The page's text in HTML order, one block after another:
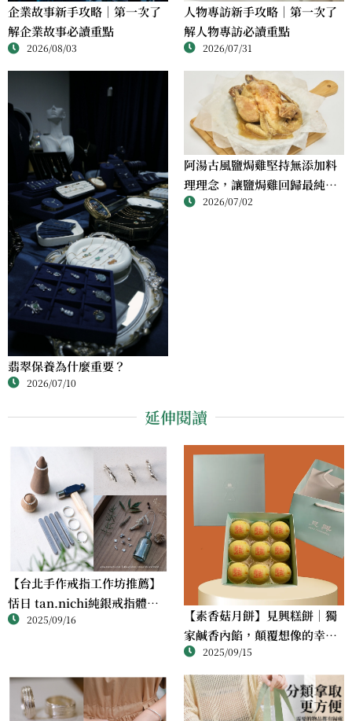
企業故事新手攻略｜第一次了
解企業故事必讀重點
2026/08/03
人物專訪新手攻略｜第一次了
解人物專訪必讀重點
2026/07/31
翡翠保養為什麼重要？
2026/07/10
阿湯古風鹽焗雞堅持無添加料
理理念，讓鹽焗雞回歸最純粹
的風味2026/07/02
延伸閱讀
【台北手作戒指工作坊推薦】
恬日 tan.nichi純銀戒指體驗
｜情侶・朋友一起完成的金工
2025/09/16
【素香菇月餅】見興糕餅｜獨
家鹹香內餡，顛覆想像的幸福
滋味2025/09/15